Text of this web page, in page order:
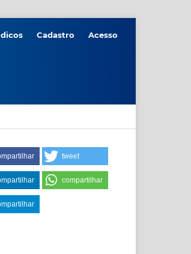
Cadastro Acesso
tweet
compartilhar